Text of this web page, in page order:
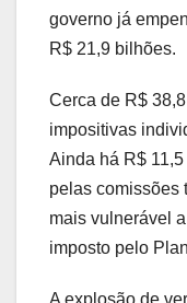
governo já
R$ 21,9 bilhões.
Cerca de R$
impositivas
Ainda há R$
pelas comissões
mais vulnerável
imposto pelo
A explosão de